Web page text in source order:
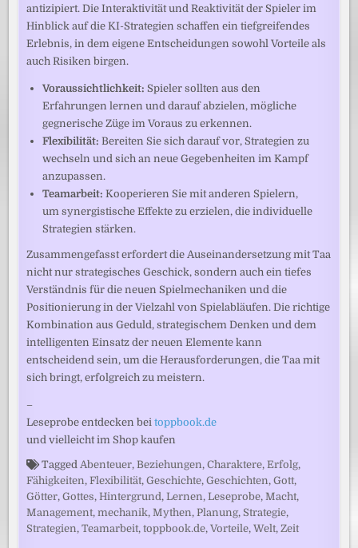
antizipiert. Die Interaktivität und Reaktivität der Spieler im
Hinblick auf die KI-Strategien schaffen ein tiefgreifendes
Erlebnis, in dem eigene Entscheidungen sowohl Vorteile als
auch Risiken birgen.
Voraussichtlichkeit: Spieler sollten aus den
Erfahrungen lernen und darauf abzielen, mögliche
gegnerische Züge im Voraus zu erkennen.
Flexibilität: Bereiten Sie sich darauf vor, Strategien zu
wechseln und sich an neue Gegebenheiten im Kampf
anzupassen.
Teamarbeit: Kooperieren Sie mit anderen Spielern,
um synergistische Effekte zu erzielen, die individuelle
Strategien stärken.
Zusammengefasst erfordert die Auseinandersetzung mit Taa
nicht nur strategisches Geschick, sondern auch ein tiefes
Verständnis für die neuen Spielmechaniken und die
Positionierung in der Vielzahl von Spielabläufen. Die richtige
Kombination aus Geduld, strategischem Denken und dem
intelligenten Einsatz der neuen Elemente kann
entscheidend sein, um die Herausforderungen, die Taa mit
sich bringt, erfolgreich zu meistern.
–
Leseprobe entdecken beitoppbook.de
und vielleicht im Shop kaufen
TaggedAbenteuer,Beziehungen,Charaktere,Erfolg,
Fähigkeiten,Flexibilität,Geschichte,Geschichten,Gott,
Götter,Gottes,Hintergrund,Lernen,Leseprobe,Macht,
Management,mechanik,Mythen,Planung, Strategie,
Strategien,Teamarbeit,toppbook.de,Vorteile,Welt,Zeit